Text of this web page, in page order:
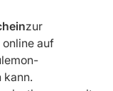
zur
auf
kann.